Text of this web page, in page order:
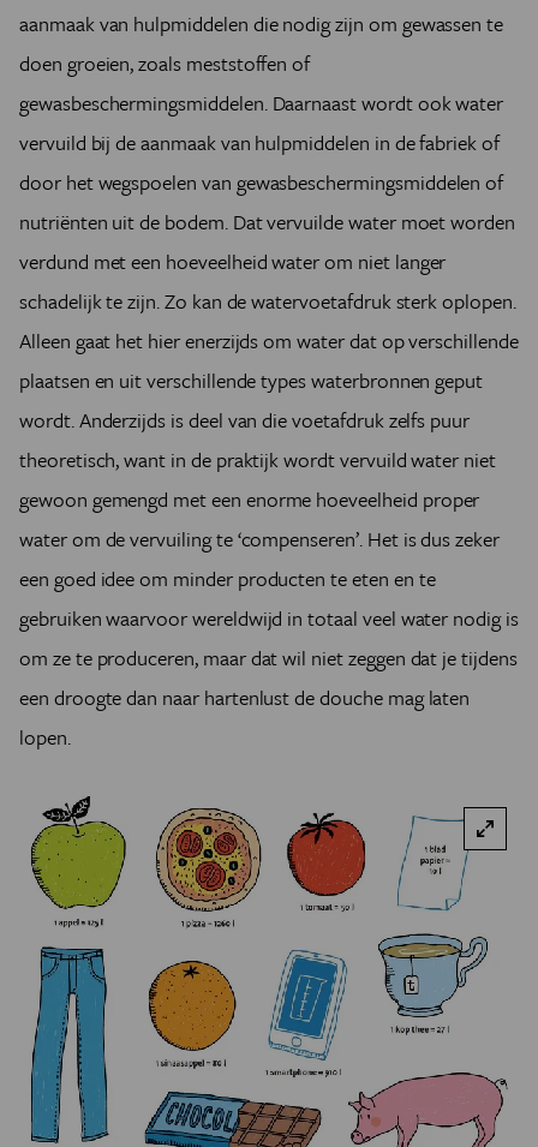
aanmaak van hulpmiddelen die nodig zijn om gewassen te
doen groeien, zoals meststoffen of
gewasbeschermingsmiddelen. Daarnaast wordt ook water
vervuild bij de aanmaak van hulpmiddelen in de fabriek of
door het wegspoelen van gewasbeschermingsmiddelen of
nutriënten uit de bodem. Dat vervuilde water moet worden
verdund met een hoeveelheid water om niet langer
schadelijk te zijn. Zo kan de watervoetafdruk sterk oplopen.
Alleen gaat het hier enerzijds om water dat op verschillende
plaatsen en uit verschillende types waterbronnen geput
wordt. Anderzijds is deel van die voetafdruk zelfs puur
theoretisch, want in de praktijk wordt vervuild water niet
gewoon gemengd met een enorme hoeveelheid proper
water om de vervuiling te ‘compenseren’. Het is dus zeker
een goed idee om minder producten te eten en te
gebruiken waarvoor wereldwijd in totaal veel water nodig is
om ze te produceren, maar dat wil niet zeggen dat je tijdens
een droogte dan naar hartenlust de douche mag laten
lopen.